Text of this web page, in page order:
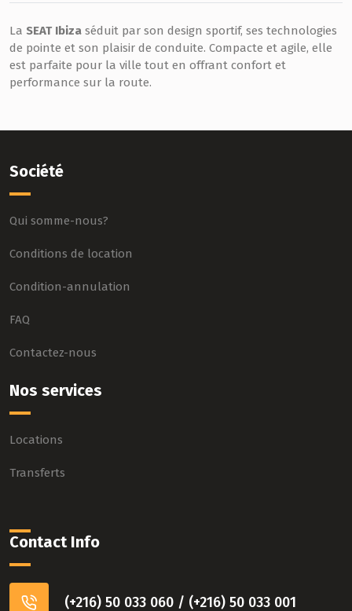
La SEAT Ibiza séduit par son design sportif, ses technologies
de pointe et son plaisir de conduite. Compacte et agile, elle
est parfaite pour la ville tout en offrant confort et
performance sur la route.
Société
Qui somme-nous?
Conditions de location
Condition-annulation
FAQ
Contactez-nous
Nos services
Locations
Transferts
Contact Info
(+216) 50 033 060 / (+216) 50 033 001